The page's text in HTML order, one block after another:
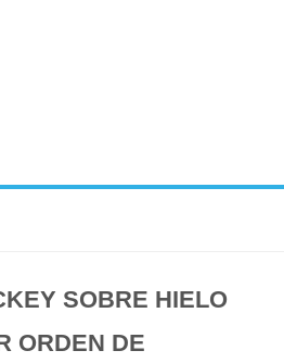
SOBRE HIELO
ORDEN DE